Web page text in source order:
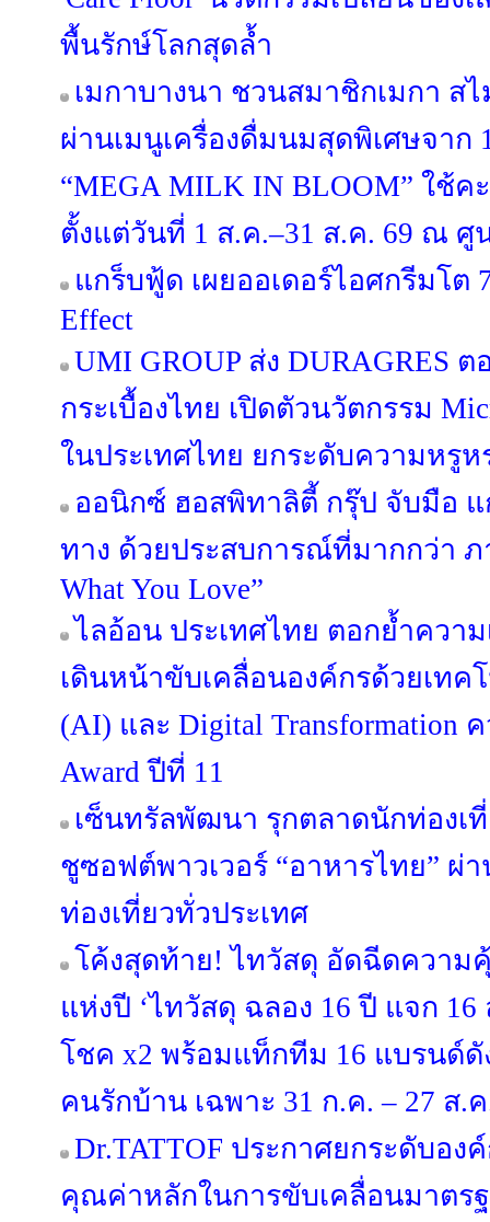
พื้นรักษ์โลกสุดล้ำ
เมกาบางนา ชวนสมาชิกเมกา ส
ผ่านเมนูเครื่องดื่มนมสุดพิเศษจาก
“MEGA MILK IN BLOOM” ใช้
ตั้งแต่วันที่ 1 ส.ค.–31 ส.ค. 69 ณ ศู
แกร็บฟู้ด เผยออเดอร์ไอศกรีมโต
Effect
UMI GROUP ส่ง DURAGRES
กระเบื้องไทย เปิดตัวนวัตกรรม
ในประเทศไทย ยกระดับความหรู
ออนิกซ์ ฮอสพิทาลิตี้ กรุ๊ป จับมือ แ
ทาง ด้วยประสบการณ์ที่มากกว่า ภ
What You Love”
ไลอ้อน ประเทศไทย ตอกย้ำควา
เดินหน้าขับเคลื่อนองค์กรด้วยเท
(AI) และ Digital Transformation ค
Award ปีที่ 11
เซ็นทรัลพัฒนา รุกตลาดนักท่องเ
ชูซอฟต์พาวเวอร์ “อาหารไทย” ผ่า
ท่องเที่ยวทั่วประเทศ
โค้งสุดท้าย! ไทวัสดุ อัดฉีดควา
แห่งปี ‘ไทวัสดุ ฉลอง 16 ปี แจก
โชค x2 พร้อมแท็กทีม 16 แบรนด์
คนรักบ้าน เฉพาะ 31 ก.ค. – 27 ส.
Dr.TATTOF ประกาศยกระดับอง
คุณค่าหลักในการขับเคลื่อนมาตร